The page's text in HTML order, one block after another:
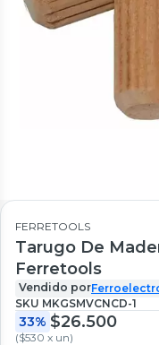
FERRETOOLS
Tarugo De
Ferretools
Vendido por
SKU MKGSMVCNCD-1
33% $26.500
($530 x un)